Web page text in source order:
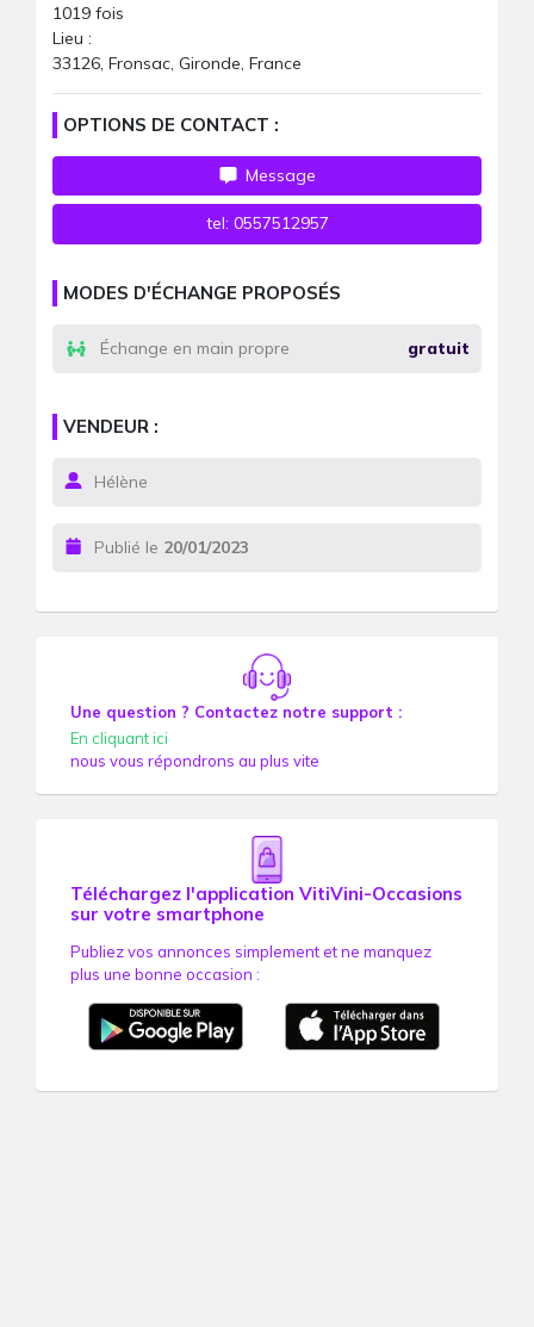
1019 fois
Lieu :
33126, Fronsac, Gironde, France
OPTIONS DE CONTACT :
Message
tel: 0557512957
MODES D'ÉCHANGE PROPOSÉS
Échange en main propre gratuit
VENDEUR :
Hélène
Publié le 20/01/2023
Une question ? Contactez notre support :
En cliquant ici
nous vous répondrons au plus vite
Téléchargez l'application VitiVini-Occasions
sur votre smartphone
Publiez vos annonces simplement et ne manquez
plus une bonne occasion :